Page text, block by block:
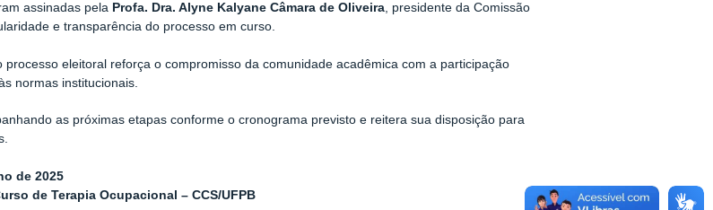
assinadas pela Profa. Dra. Alyne Kalyane Câmara de Oliveira, presidente da Comissão
e transparência do processo em curso.
processo eleitoral reforça o compromisso da comunidade acadêmica com a participação
normas institucionais.
as próximas etapas conforme o cronograma previsto e reitera sua disposição para
de 2025
de Terapia Ocupacional – CCS/UFPB